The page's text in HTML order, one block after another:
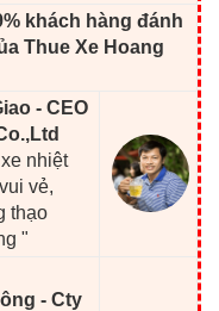
khách hàng đánh
Thue Xe Hoang
- CEO
nhiệt
vẻ,
thạo
"
- Cty